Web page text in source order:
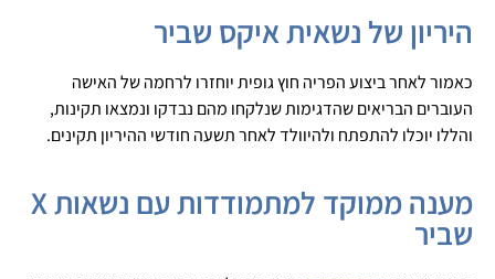
היריון של נשאית איקס שביר
כאמור לאחר ביצוע הפריה חוץ גופית יוחזרו לרחמה של האישה
העוברים הבריאים שהדגימות שנלקחו מהם נבדקו ונמצאו תקינות,
והללו יוכלו להתפתח ולהיוולד לאחר תשעה חודשי ההיריון תקינים.
מענה ממוקד למתמודדות עם נשאות X
שביר